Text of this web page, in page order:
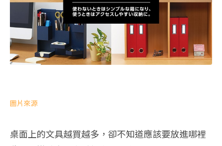
圖片來源
桌面上的文具越買越多，卻不知道應該要放進哪裡